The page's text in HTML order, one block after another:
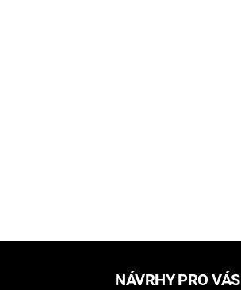
NÁVRHY PRO VÁS